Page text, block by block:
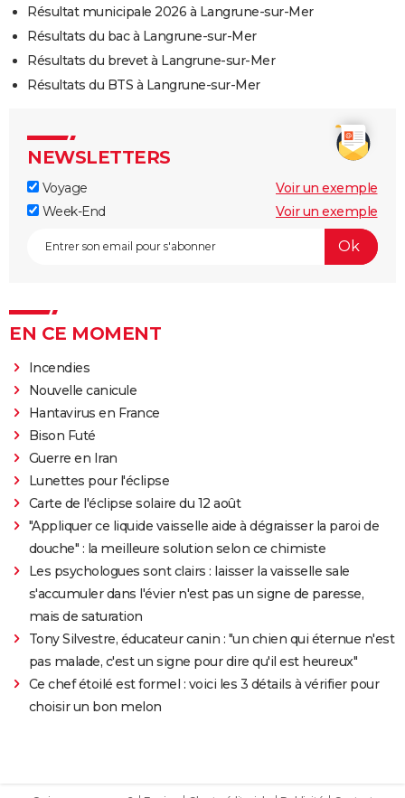
Résultat municipale 2026 à Langrune-sur-Mer
Résultats du bac à Langrune-sur-Mer
Résultats du brevet à Langrune-sur-Mer
Résultats du BTS à Langrune-sur-Mer
NEWSLETTERS
Voyage
Voir un exemple
Week-End
Voir un exemple
EN CE MOMENT
Incendies
Nouvelle canicule
Hantavirus en France
Bison Futé
Guerre en Iran
Lunettes pour l'éclipse
Carte de l'éclipse solaire du 12 août
"Appliquer ce liquide vaisselle aide à dégraisser la paroi de
douche" : la meilleure solution selon ce chimiste
Les psychologues sont clairs : laisser la vaisselle sale
s'accumuler dans l'évier n'est pas un signe de paresse,
mais de saturation
Tony Silvestre, éducateur canin : "un chien qui éternue n'est
pas malade, c'est un signe pour dire qu'il est heureux"
Ce chef étoilé est formel : voici les 3 détails à vérifier pour
choisir un bon melon